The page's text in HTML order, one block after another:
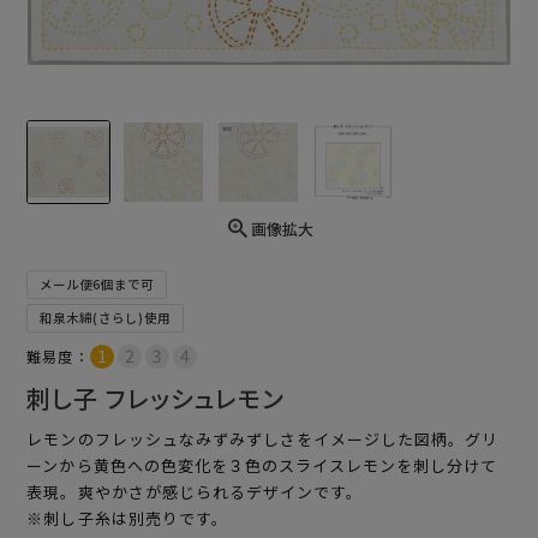
画像拡大
メール便6個まで可
和泉木綿(さらし)使用
難易度：
刺し子 フレッシュレモン
レモンのフレッシュなみずみずしさをイメージした図柄。グリ
ーンから黄色への色変化を３色のスライスレモンを刺し分けて
表現。爽やかさが感じられるデザインです。
※刺し子糸は別売りです。